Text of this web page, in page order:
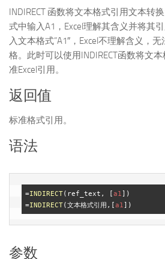
INDIRECT 函数将文本格式引用文本转
式中输入A1，Excel理解其含义并将其
入文本格式”A1″，Excel不理解含义，
格。此时可以使用INDIRECT函数将文
准Excel引用。
返回值
标准格式引用。
语法
=INDIRECT(ref_text, [a1 ])
=INDIRECT(文本格式引用,[a1
参数